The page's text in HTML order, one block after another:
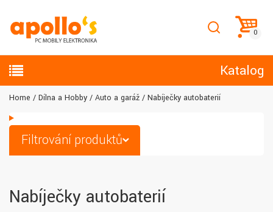
Katalog
Home Dílna a Hobby Auto a garáž Nabíječky autobaterií
Filtrování produktů
Nabíječky autobaterií